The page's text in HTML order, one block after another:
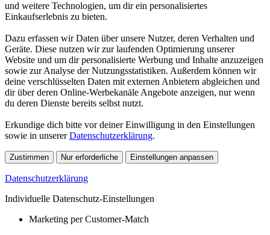
und weitere Technologien, um dir ein personalisiertes
Einkaufserlebnis zu bieten.
Dazu erfassen wir Daten über unsere Nutzer, deren Verhalten und
Geräte. Diese nutzen wir zur laufenden Optimierung unserer
Website und um dir personalisierte Werbung und Inhalte anzuzeigen
sowie zur Analyse der Nutzungsstatistiken. Außerdem können wir
deine verschlüsselten Daten mit externen Anbietern abgleichen und
dir über deren Online-Werbekanäle Angebote anzeigen, nur wenn
du deren Dienste bereits selbst nutzt.
Erkundige dich bitte vor deiner Einwilligung in den Einstellungen
sowie in unsererDatenschutzerklärung.
Zustimmen Nur erforderliche Einstellungen anpassen
Datenschutzerklärung
Individuelle Datenschutz-Einstellungen
Marketing per Customer-Match